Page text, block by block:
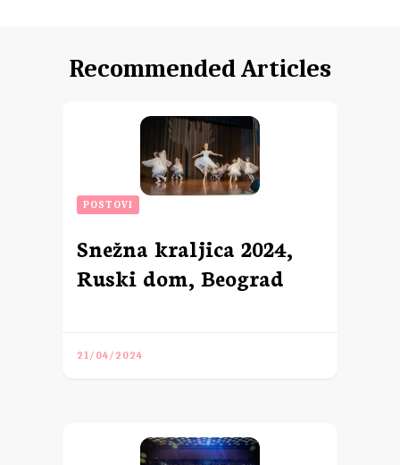
Recommended Articles
POSTOVI
Snežna kraljica 2024,
Ruski dom, Beograd
21/04/2024